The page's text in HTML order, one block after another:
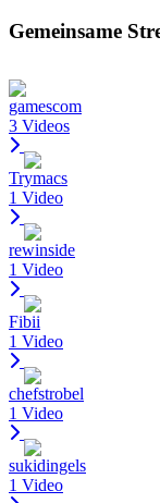
Gemeinsame
gamescom
3 Videos
Trymacs
1 Video
rewinside
1 Video
Fibii
1 Video
chefstrobel
1 Video
sukidingels
1 Video